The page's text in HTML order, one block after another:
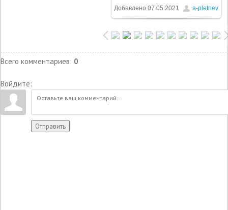
Добавлено 07.05.2021 a-pletnev
Всего комментариев: 0
Войдите:
Отправить